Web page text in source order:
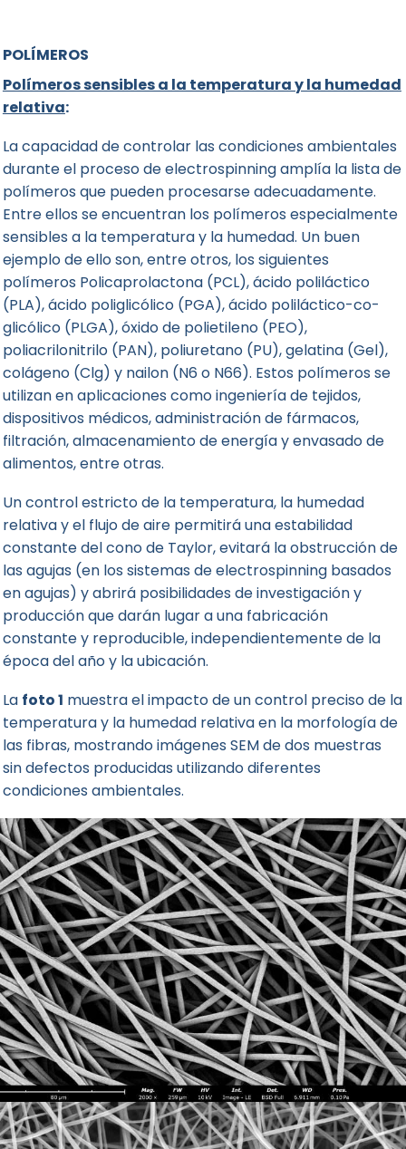
POLÍMEROS
Polímeros sensibles a la temperatura y la humedad
relativa:
La capacidad de controlar las condiciones ambientales
durante el proceso de electrospinning amplía la lista de
polímeros que pueden procesarse adecuadamente.
Entre ellos se encuentran los polímeros especialmente
sensibles a la temperatura y la humedad. Un buen
ejemplo de ello son, entre otros, los siguientes
polímeros Policaprolactona (PCL), ácido poliláctico
(PLA), ácido poliglicólico (PGA), ácido poliláctico-co-
glicólico (PLGA), óxido de polietileno (PEO),
poliacrilonitrilo (PAN), poliuretano (PU), gelatina (Gel),
colágeno (Clg) y nailon (N6 o N66). Estos polímeros se
utilizan en aplicaciones como ingeniería de tejidos,
dispositivos médicos, administración de fármacos,
filtración, almacenamiento de energía y envasado de
alimentos, entre otras.
Un control estricto de la temperatura, la humedad
relativa y el flujo de aire permitirá una estabilidad
constante del cono de Taylor, evitará la obstrucción de
las agujas (en los sistemas de electrospinning basados
en agujas) y abrirá posibilidades de investigación y
producción que darán lugar a una fabricación
constante y reproducible, independientemente de la
época del año y la ubicación.
La foto 1 muestra el impacto de un control preciso de la
temperatura y la humedad relativa en la morfología de
las fibras, mostrando imágenes SEM de dos muestras
sin defectos producidas utilizando diferentes
condiciones ambientales.